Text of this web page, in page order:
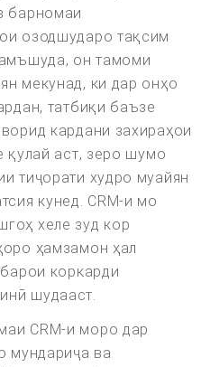
барномаи
озодшударо тақсим
он тамоми
мекунад, ки дар онҳо
татбиқи баъзе
кардани захираҳои
қулай аст, зеро шумо
тиҷорати худро муайян
кунед. CRM-и мо
хеле зуд кор
ҳамзамон ҳал
коркарди
шудааст.
CRM-и моро дар
мундариҷа ва